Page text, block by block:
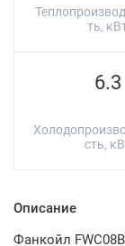
ть,
6.3
сть,
Описание
Фанкойл